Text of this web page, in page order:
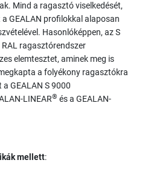
Mind a ragasztó viselkedését,
GEALAN profilokkal alaposan
Hasonlóképpen, az S
ragasztórendszer
elemtesztet, aminek meg is
a folyékony ragasztókra
GEALAN S 9000
LINEAR® és a GEALAN-
mellett: